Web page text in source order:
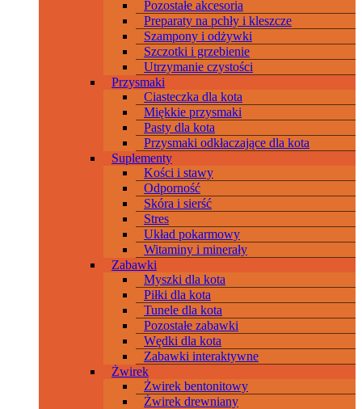
Pozostałe akcesoria
Preparaty na pchły i kleszcze
Szampony i odżywki
Szczotki i grzebienie
Utrzymanie czystości
Przysmaki
Ciasteczka dla kota
Miękkie przysmaki
Pasty dla kota
Przysmaki odkłaczające dla kota
Suplementy
Kości i stawy
Odporność
Skóra i sierść
Stres
Układ pokarmowy
Witaminy i minerały
Zabawki
Myszki dla kota
Piłki dla kota
Tunele dla kota
Pozostałe zabawki
Wędki dla kota
Zabawki interaktywne
Żwirek
Żwirek bentonitowy
Żwirek drewniany